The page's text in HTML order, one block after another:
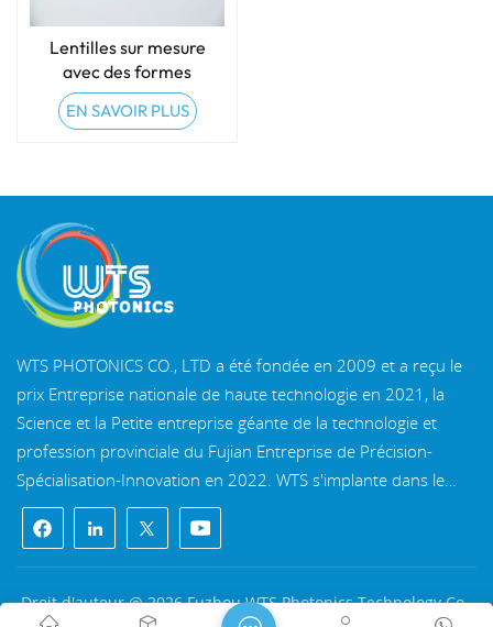
Lentilles sur mesure
avec des formes
spéciales
EN SAVOIR PLUS
WTS PHOTONICS CO., LTD a été fondée en 2009 et a reçu le
prix Entreprise nationale de haute technologie en 2021, la
Science et la Petite entreprise géante de la technologie et
profession provinciale du Fujian Entreprise de Précision-
Spécialisation-Innovation en 2022. WTS s'implante dans le
belle ville côtière du sud-est, Fuzhou, une célèbre ville optique
en Chine. WTS dispose de 11 000 mètres carrés de
bâtiments d'usine standardisés, un groupe d'un personnel
technique qualifié et d'un système de traitement optique
Droit d'auteur @ 2026 Fuzhou WTS Photonics Technology Co.,